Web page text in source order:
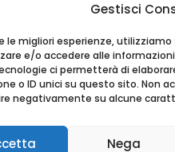
Gestisci
le migliori esperienze,
e/o accedere alle
ci permetterà di
o ID unici su questo sito. Non
negativamente su alcune
Nega